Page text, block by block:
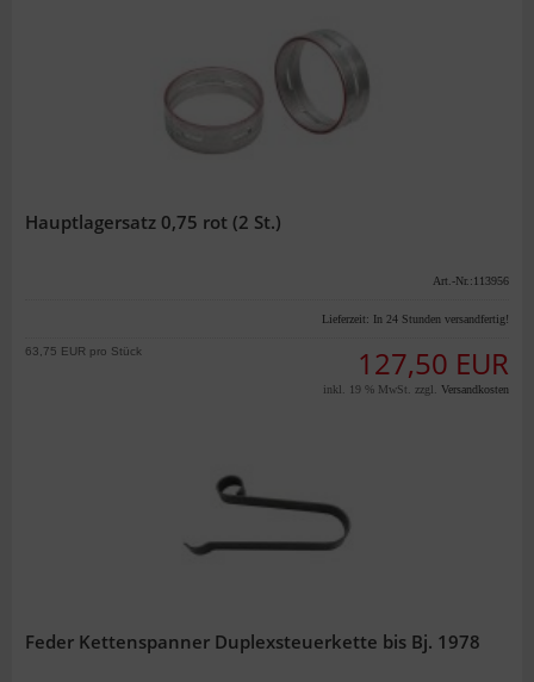
Hauptlagersatz 0,75 rot (2 St.)
Art.-Nr.:113956
Lieferzeit: In 24 Stunden versandfertig!
127,50 EUR
63,75 EUR pro Stück
inkl. 19 % MwSt. zzgl. Versandkosten
Feder Kettenspanner Duplexsteuerkette bis Bj. 1978